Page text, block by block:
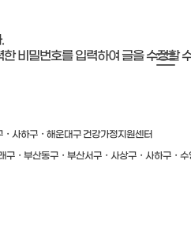
비밀번호를 입력하여 글을 수정할
・사하구・해운대구 건강가정지원센터
구・부산동구・부산서구・사상구・사하구・